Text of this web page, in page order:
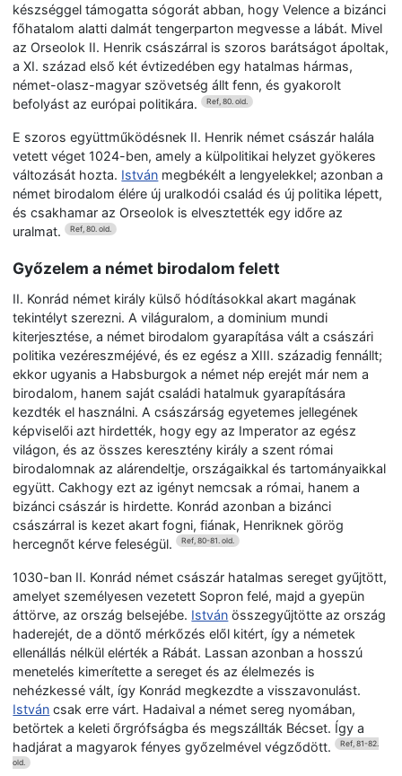
készséggel támogatta sógorát abban, hogy Velence a bizánci
főhatalom alatti dalmát tengerparton megvesse a lábát. Mivel
az Orseolok II. Henrik császárral is szoros barátságot ápoltak,
a XI. század első két évtizedében egy hatalmas hármas,
német-olasz-magyar szövetség állt fenn, és gyakorolt
befolyást az európai politikára. Ref, 80. old.
E szoros együttműködésnek II. Henrik német császár halála
vetett véget 1024-ben, amely a külpolitikai helyzet gyökeres
változását hozta. István megbékélt a lengyelekkel; azonban a
német birodalom élére új uralkodói család és új politika lépett,
és csakhamar az Orseolok is elvesztették egy időre az
uralmat. Ref, 80. old.
Győzelem a német birodalom felett
II. Konrád német király külső hódításokkal akart magának
tekintélyt szerezni. A világuralom, a dominium mundi
kiterjesztése, a német birodalom gyarapítása vált a császári
politika vezéreszméjévé, és ez egész a XIII. századig fennállt;
ekkor ugyanis a Habsburgok a német nép erejét már nem a
birodalom, hanem saját családi hatalmuk gyarapítására
kezdték el használni. A császárság egyetemes jellegének
képviselői azt hirdették, hogy egy az Imperator az egész
világon, és az összes keresztény király a szent római
birodalomnak az alárendeltje, országaikkal és tartományaikkal
együtt. Cakhogy ezt az igényt nemcsak a római, hanem a
bizánci császár is hirdette. Konrád azonban a bizánci
császárral is kezet akart fogni, fiának, Henriknek görög
hercegnőt kérve feleségül. Ref, 80-81. old.
1030-ban II. Konrád német császár hatalmas sereget gyűjtött,
amelyet személyesen vezetett Sopron felé, majd a gyepün
áttörve, az ország belsejébe. István összegyűjtötte az ország
haderejét, de a döntő mérkőzés elől kitért, így a németek
ellenállás nélkül elérték a Rábát. Lassan azonban a hosszú
menetelés kimerítette a sereget és az élelmezés is
nehézkessé vált, így Konrád megkezdte a visszavonulást.
István csak erre várt. Hadaival a német sereg nyomában,
betörtek a keleti őrgrófságba és megszállták Bécset. Így a
hadjárat a magyarok fényes győzelmével végződött. Ref, 81-82.
old.